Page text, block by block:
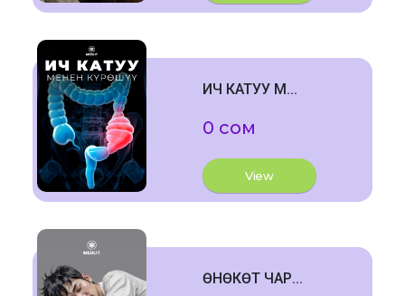
ИЧ КАТУУ М...
0 сом
View
ӨНӨКӨТ ЧАР...